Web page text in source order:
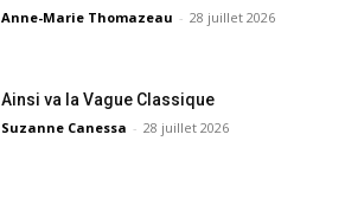
Anne-Marie Thomazeau - 28 juillet 2026
Ainsi va la Vague Classique
Suzanne Canessa - 28 juillet 2026